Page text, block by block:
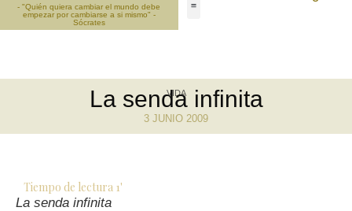
- "Quién quiera cambiar el mundo debe
empezar por cambiarse a si mismo" -
Sócrates
VIDA
La senda infinita
3 JUNIO 2009
Tiempo de lectura 1'
La senda infinita